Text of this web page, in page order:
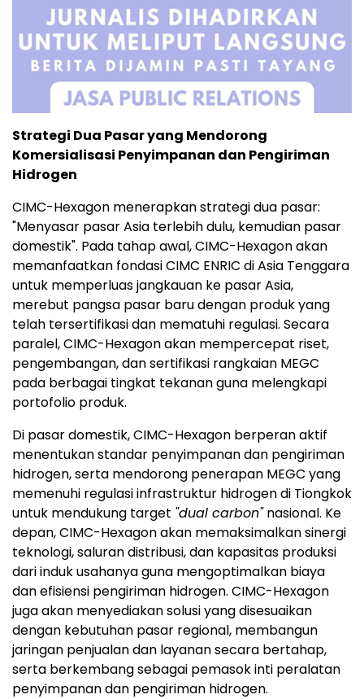
Strategi Dua Pasar yang Mendorong
Komersialisasi Penyimpanan dan Pengiriman
Hidrogen
CIMC-Hexagon menerapkan strategi dua pasar:
"Menyasar pasar Asia terlebih dulu, kemudian pasar
domestik". Pada tahap awal, CIMC-Hexagon akan
memanfaatkan fondasi CIMC ENRIC di Asia Tenggara
untuk memperluas jangkauan ke pasar Asia,
merebut pangsa pasar baru dengan produk yang
telah tersertifikasi dan mematuhi regulasi. Secara
paralel, CIMC-Hexagon akan mempercepat riset,
pengembangan, dan sertifikasi rangkaian MEGC
pada berbagai tingkat tekanan guna melengkapi
portofolio produk.
Di pasar domestik, CIMC-Hexagon berperan aktif
menentukan standar penyimpanan dan pengiriman
hidrogen, serta mendorong penerapan MEGC yang
memenuhi regulasi infrastruktur hidrogen di Tiongkok
untuk mendukung target "dual carbon"nasional. Ke
depan, CIMC-Hexagon akan memaksimalkan sinergi
teknologi, saluran distribusi, dan kapasitas produksi
dari induk usahanya guna mengoptimalkan biaya
dan efisiensi pengiriman hidrogen. CIMC-Hexagon
juga akan menyediakan solusi yang disesuaikan
dengan kebutuhan pasar regional, membangun
jaringan penjualan dan layanan secara bertahap,
serta berkembang sebagai pemasok inti peralatan
penyimpanan dan pengiriman hidrogen.